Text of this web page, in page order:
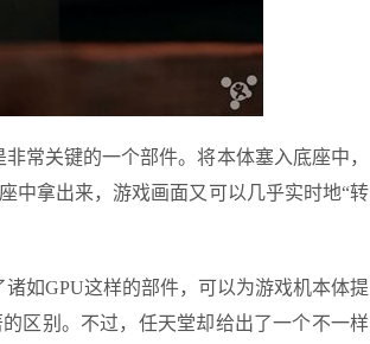
常关键的一个部件。将本体塞入底座中，
中拿出来，游戏画面又可以几乎实时地“转
如GPU这样的部件，可以为游戏机本体提
区别。不过，任天堂却给出了一个不一样